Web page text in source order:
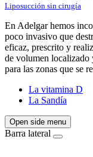
Liposucción sin cirugía
En Adelgar hemos
poco invasivo que
eficaz, prescrito y
de volumen localizado
para las zonas que se
La vitamina D
La Sandía
Open side menu
Barra lateral